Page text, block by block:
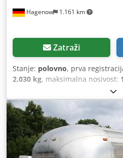
Hagenow 1.161 km
Zatraži
Stanje: polovno, prva
2.030 kg, maksimalna nosivost:
, tip
drugo, ukupna dužina:9.800